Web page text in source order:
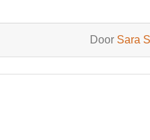
Door Sara